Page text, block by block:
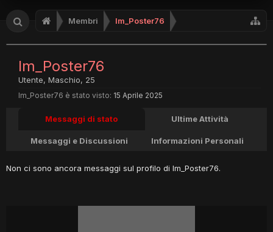
Membri Im_Poster76
Im_Poster76
Utente, Maschio, 25
Im_Poster76 è stato visto: 15 Aprile 2025
Messaggi di stato Ultime Attività
Messaggi e Discussioni Informazioni Personali
Non ci sono ancora messaggi sul profilo di Im_Poster76.